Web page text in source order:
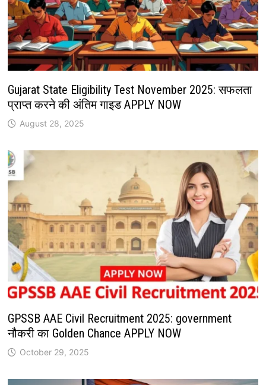
Gujarat State Eligibility Test November 2025: सफलता
प्राप्त करने की अंतिम गाइड APPLY NOW
August 28, 2025
GPSSB AAE Civil Recruitment 2025: government
नौकरी का Golden Chance APPLY NOW
October 29, 2025